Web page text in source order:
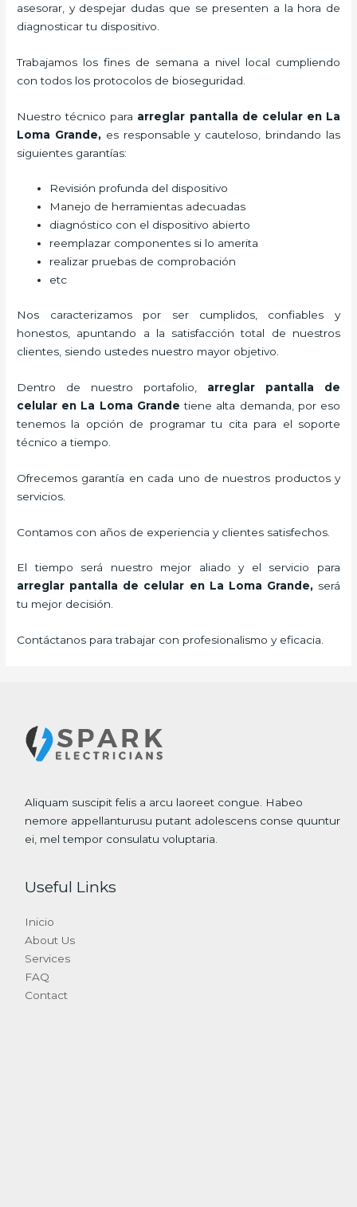
asesorar, y despejar dudas que se presenten a la hora de
diagnosticar tu dispositivo.
Trabajamos los fines de semana a nivel local cumpliendo
con todos los protocolos de bioseguridad.
Nuestro técnico para arreglar pantalla de celular en La
Loma Grande, es responsable y cauteloso, brindando las
siguientes garantías:
Revisión profunda del dispositivo
Manejo de herramientas adecuadas
diagnóstico con el dispositivo abierto
reemplazar componentes si lo amerita
realizar pruebas de comprobación
etc
Nos caracterizamos por ser cumplidos, confiables y
honestos, apuntando a la satisfacción total de nuestros
clientes, siendo ustedes nuestro mayor objetivo.
Dentro de nuestro portafolio, arreglar pantalla de
celular en La Loma Grande tiene alta demanda, por eso
tenemos la opción de programar tu cita para el soporte
técnico a tiempo.
Ofrecemos garantía en cada uno de nuestros productos y
servicios.
Contamos con años de experiencia y clientes satisfechos.
El tiempo será nuestro mejor aliado y el servicio para
arreglar pantalla de celular en La Loma Grande, será
tu mejor decisión.
Contáctanos para trabajar con profesionalismo y eficacia.
Aliquam suscipit felis a arcu laoreet congue. Habeo
nemore appellanturusu putant adolescens conse quuntur
ei, mel tempor consulatu voluptaria.
Useful Links
Inicio
About Us
Services
FAQ
Contact